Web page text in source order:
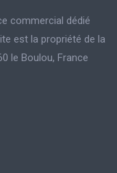
commercial dédié
est la propriété de la
le Boulou, France